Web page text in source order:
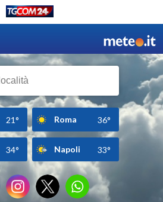
21° Roma 36°
34° Napoli 33°